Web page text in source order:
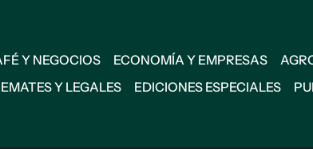
Y NEGOCIOS ECONOMÍA Y EMPRESAS
Y LEGALES EDICIONES ESPECIALES